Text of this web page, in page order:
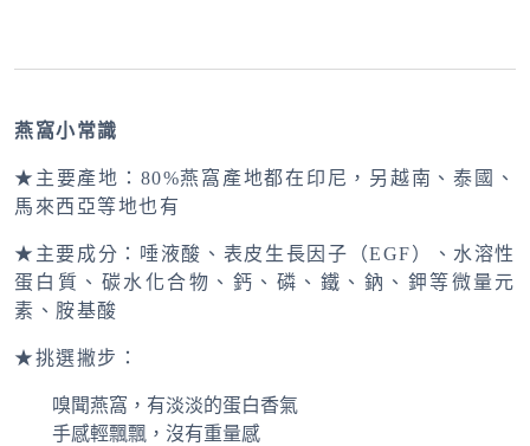
燕窩小常識
★主要產地：80%燕窩產地都在印尼，另越南、泰國、
馬來西亞等地也有
★主要成分：唾液酸、表皮生長因子（EGF）、水溶性
蛋白質、碳水化合物、鈣、磷、鐵、鈉、鉀等微量元
素、胺基酸
★挑選撇步：
嗅聞燕窩，有淡淡的蛋白香氣
手感輕飄飄，沒有重量感